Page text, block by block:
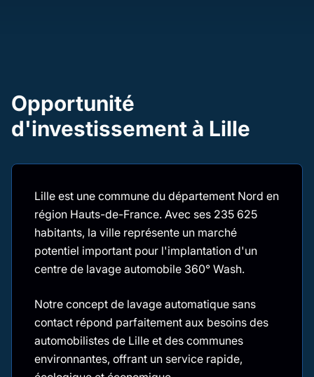
Opportunité
d'investissement à Lille
Lille est une commune du département Nord en
région Hauts-de-France. Avec ses 235 625
habitants, la ville représente un marché
potentiel important pour l'implantation d'un
centre de lavage automobile 360° Wash.
Notre concept de lavage automatique sans
contact répond parfaitement aux besoins des
automobilistes de Lille et des communes
environnantes, offrant un service rapide,